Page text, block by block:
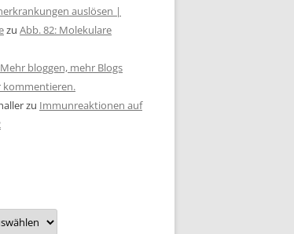
auslösen |
zu Abb. 82: Molekulare
Mehr bloggen, mehr Blogs
kommentieren.
zu Immunreaktionen auf